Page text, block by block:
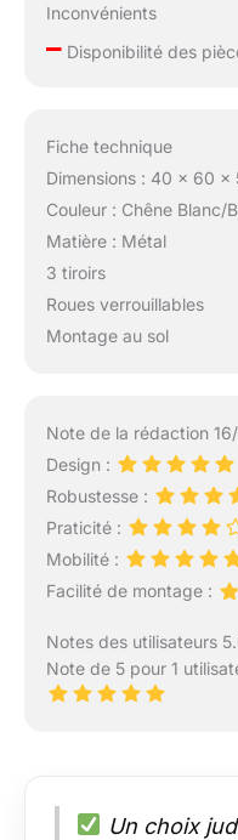
Inconvénients
–Disponibilité des
Fiche technique
Dimensions : 40 x 60 x
Couleur : Chêne Blanc/
Matière : Métal
3 tiroirs
Roues verrouillables
Montage au sol
Note de la rédaction
Design :
Robustesse :
Praticité :
Mobilité :
Facilité de montage :
Notes des utilisateurs
Note de 5 pour 1
Un choix